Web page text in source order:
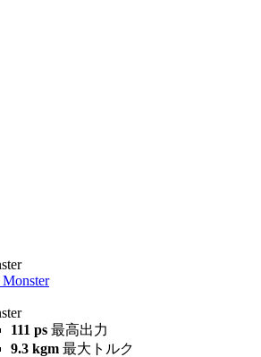
Monster
111 ps 最高出力
9.3 kgm 最大トルク